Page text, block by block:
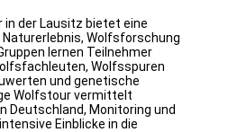
der Lausitz bietet eine
Wolfsforschung
lernen Teilnehmer
Wolfsspuren
und genetische
Wolfstour vermittelt
Deutschland, Monitoring und
Einblicke in die